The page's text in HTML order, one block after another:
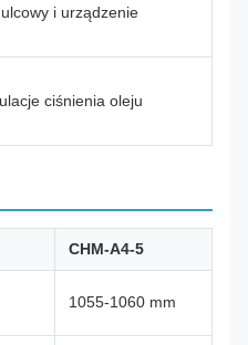
i urządzenie
ciśnienia oleju
CHM-A4-5
1055-1060 mm